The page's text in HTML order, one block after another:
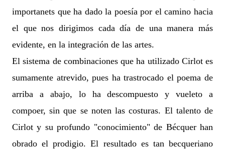
importanets que ha dado la poesía por el camino hacia
el que nos dirigimos cada día de una manera más
evidente, en la integración de las artes.
El sistema de combinaciones que ha utilizado Cirlot es
sumamente atrevido, pues ha trastrocado el poema de
arriba a abajo, lo ha descompuesto y vueleto a
compoer, sin que se noten las costuras. El talento de
Cirlot y su profundo "conocimiento" de Bécquer han
obrado el prodigio. El resultado es tan becqueriano